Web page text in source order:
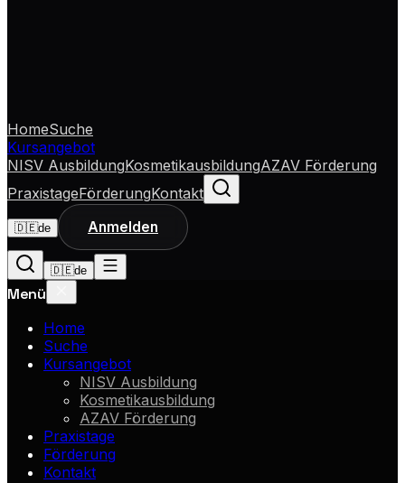
HomeSuche
Kursangebot
NISV AusbildungKosmetikausbildungAZAV Förderung
PraxistageFörderungKontakt
🇩🇪de Anmelden
🇩🇪de
Menü
Home
Suche
Kursangebot
NISV Ausbildung
Kosmetikausbildung
AZAV Förderung
Praxistage
Förderung
Kontakt